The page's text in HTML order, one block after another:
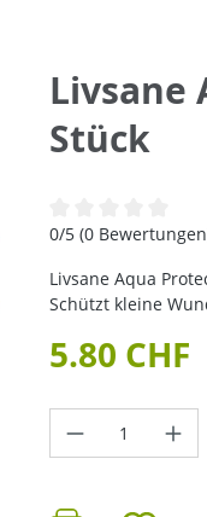
Livsane
Stück
Durchschnittliche
0/5 (0
Livsane Aqua
Schützt kleine
5.80 CHF
Produkt